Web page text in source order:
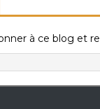
à ce blog et